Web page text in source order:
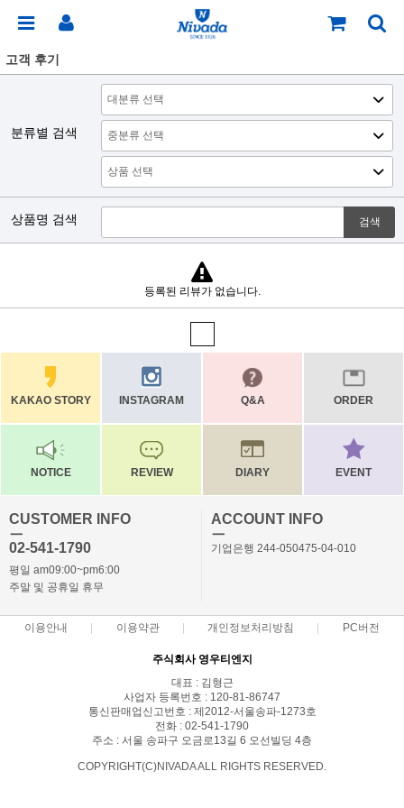
고객 후기
분류별 검색
상품명 검색 검색
등록된 리뷰가 없습니다.
KAKAO STORY INSTAGRAM Q&A ORDER
NOTICE REVIEW DIARY EVENT
CUSTOMER INFO
ㅡ
02-541-1790
평일 am09:00~pm6:00
주말 및 공휴일 휴무
ACCOUNT INFO
ㅡ
기업은행 244-050475-04-010
이용안내 이용약관 개인정보처리방침 PC버전
주식회사 영우티엔지
대표 : 김형근
사업자 등록번호 : 120-81-86747
통신판매업신고번호 : 제2012-서울송파-1273호
전화 : 02-541-1790
주소 : 서울 송파구 오금로13길 6 오선빌딩 4층
COPYRIGHT(C)NIVADA ALL RIGHTS RESERVED.